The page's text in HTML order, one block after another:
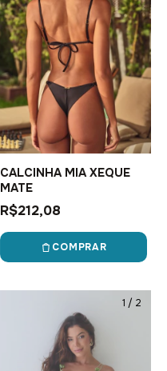
CALCINHA MIA XEQUE
MATE
R$212,08
COMPRAR
1 / 2